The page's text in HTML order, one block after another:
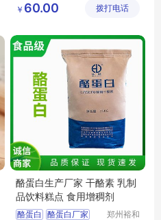
海藻酸钠食用增稠剂
有限公司
￥ 60.00 拨打电话
酪蛋白生产厂家 干酪素 乳制
品饮料糕点 食用增稠剂
酪蛋白
酪蛋白厂家
郑州裕和